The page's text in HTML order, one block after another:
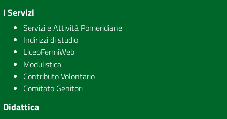
I Servizi
Servizi e Attività Pomeridiane
Indirizzi di studio
LiceoFermiWeb
Modulistica
Contributo Volontario
Comitato Genitori
Didattica